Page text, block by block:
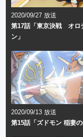
2020/09/27 放送
第17話「東京決戦 オロ
ン」
2020/09/13 放送
第15話「ズドモン 稲妻の